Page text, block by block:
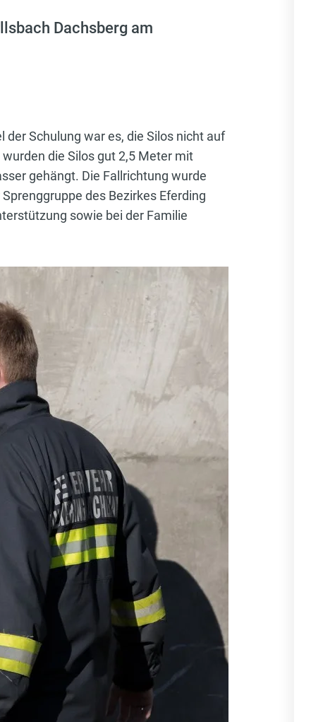
Dachsberg am
Schulung war es, die Silos nicht auf
die Silos gut 2,5 Meter mit
gehängt. Die Fallrichtung wurde
des Bezirkes Eferding
sowie bei der Familie